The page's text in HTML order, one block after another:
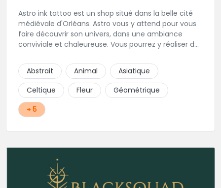
Astro ink tattoo est un shop situé dans la belle cité
médiévale d'Orléans. Astro vous y attend pour vous
faire découvrir son univers, dans une ambiance
conviviale et chaleureuse. Vous pourrez y réaliser des
Géométriques ou encore lignes fines.
Abstrait Animal
Asiatique
Celtique
Fleur
Géométrique
+ 5